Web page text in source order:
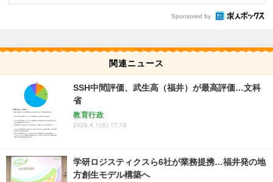
Sponsored by
関連ニュース
SSH中間評価、武生高（福井）が最高評価…文科
省
教育行政
2026.4.1(水) 17:15
学研ロジスティクスら6社が業務提携…福井発の地
方創生モデル構築へ